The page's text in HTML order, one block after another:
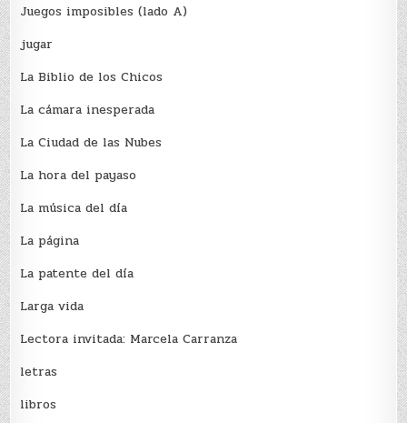
Juegos imposibles (lado A)
jugar
La Biblio de los Chicos
La cámara inesperada
La Ciudad de las Nubes
La hora del payaso
La música del día
La página
La patente del día
Larga vida
Lectora invitada: Marcela Carranza
letras
libros